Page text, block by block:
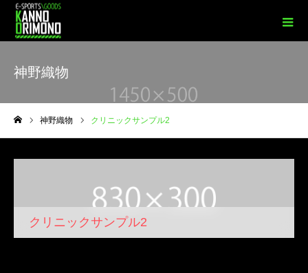
神野織物
神野織物 クリニックサンプル2
クリニックサンプル2